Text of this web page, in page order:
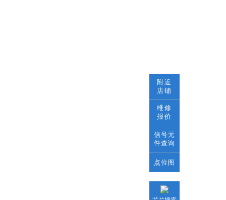
附近
店铺
维修
报价
信号元
件查询
点位图